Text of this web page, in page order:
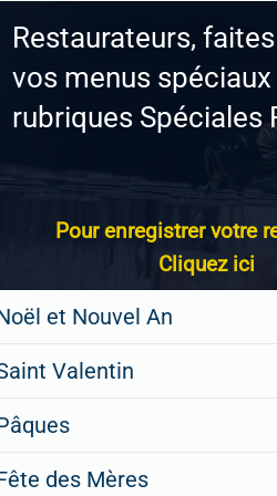
Restaurateurs,
vos menus
rubriques Spéciales
Pour enregistrer votre
Cliquez ici
et Nouvel An
Valentin
des Mères